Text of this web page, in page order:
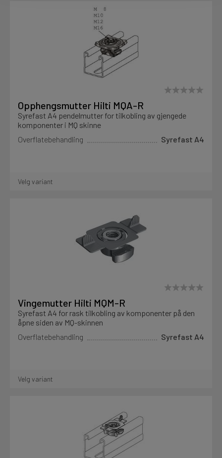
Opphengsmutter Hilti MQA-R
Syrefast A4 pendelmutter for tilkobling av gjengede
komponenter i MQ skinne
Overflatebehandling
Syrefast A4
Velg variant
Vingemutter Hilti MQM-R
Syrefast A4 for rask tilkobling av komponenter på den
åpne siden av MQ-skinnen
Overflatebehandling
Syrefast A4
Velg variant